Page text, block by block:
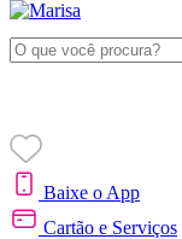
Baixe o App
Cartão e Serviços